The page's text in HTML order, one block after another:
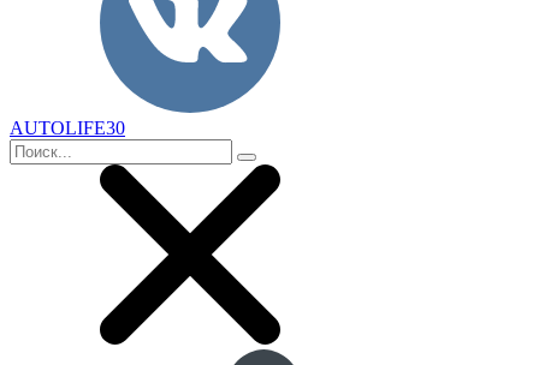
AUTOLIFE30